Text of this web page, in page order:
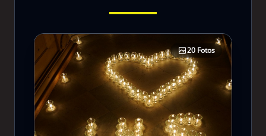
20 Fotos